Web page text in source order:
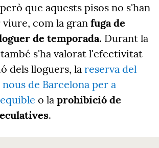
que aquests pisos no s'han
com la gran fuga de
de temporada. Durant la
s'ha valorat l'efectivitat
dels lloguers, la reserva del
de Barcelona per a
o la prohibició de
.